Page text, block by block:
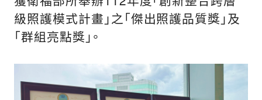
級照護模式計畫」之「傑出照護品質獎」及
「群組亮點獎」。